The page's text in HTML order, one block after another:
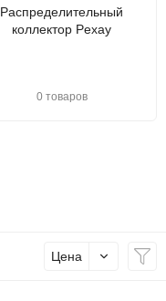
Распределительный
коллектор Pexay
0 товаров
Цена